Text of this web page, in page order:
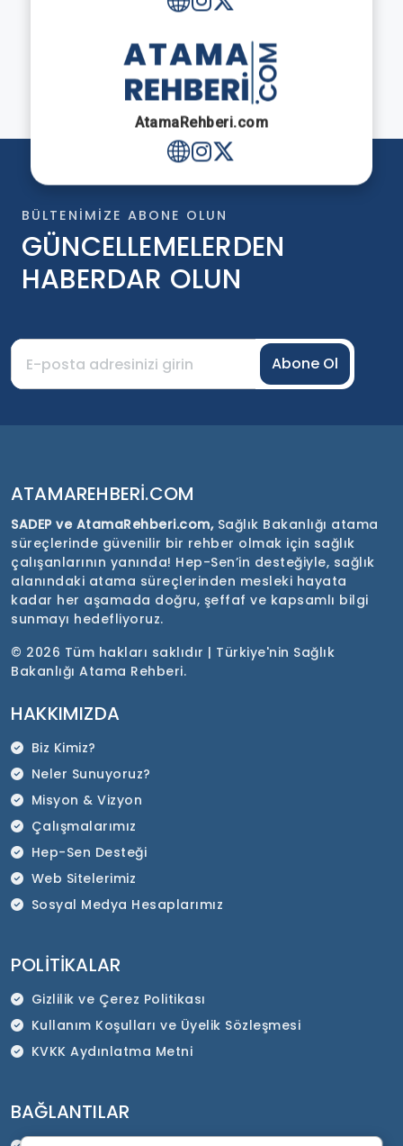
AtamaRehberi.com
BÜLTENIMIZE ABONE OLUN
GÜNCELLEMELERDEN
HABERDAR OLUN
Abone Ol
ATAMAREHBERI.COM
SADEP ve AtamaRehberi.com, Sağlık Bakanlığı atama
süreçlerinde güvenilir bir rehber olmak için sağlık
çalışanlarının yanında! Hep-Sen’in desteğiyle, sağlık
alanındaki atama süreçlerinden mesleki hayata
kadar her aşamada doğru, şeffaf ve kapsamlı bilgi
sunmayı hedefliyoruz.
© 2026 Tüm hakları saklıdır | Türkiye'nin Sağlık
Bakanlığı Atama Rehberi.
HAKKIMIZDA
Biz Kimiz?
Neler Sunuyoruz?
Misyon & Vizyon
Çalışmalarımız
Hep-Sen Desteği
Web Sitelerimiz
Sosyal Medya Hesaplarımız
POLITIKALAR
Gizlilik ve Çerez Politikası
Kullanım Koşulları ve Üyelik Sözleşmesi
KVKK Aydınlatma Metni
BAĞLANTILAR